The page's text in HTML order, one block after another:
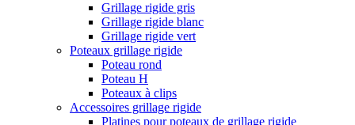
Grillage rigide gris
Grillage rigide blanc
Grillage rigide vert
Poteaux grillage rigide
Poteau rond
Poteau H
Poteaux à clips
Accessoires grillage rigide
Platines pour poteaux de grillage rigide